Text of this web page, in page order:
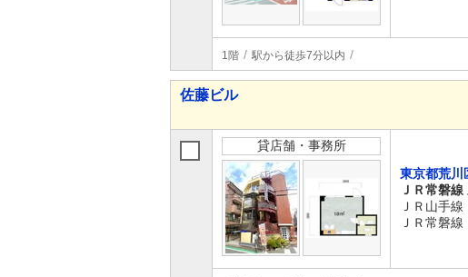
1階 駅から徒歩7分以内
佐藤ビル
貸店舗・事務所
東京都荒川
ＪＲ常磐
ＪＲ山手
ＪＲ常磐